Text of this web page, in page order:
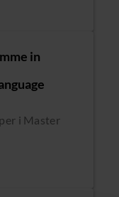
in
i Master